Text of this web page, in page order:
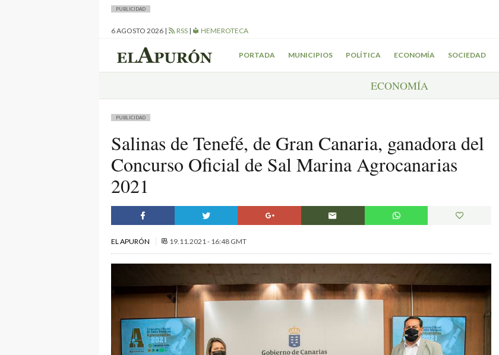
PUBLICIDAD
6 AGOSTO 2026 | RSS | HEMEROTECA
PORTADA MUNICIPIOS POLÍTICA ECONOMÍA SOCIEDAD
ECONOMÍA
PUBLICIDAD
Salinas de Tenefé, de Gran Canaria, ganadora del
Concurso Oficial de Sal Marina Agrocanarias
2021
EL APURÓN 19.11.2021 - 16:48 GMT